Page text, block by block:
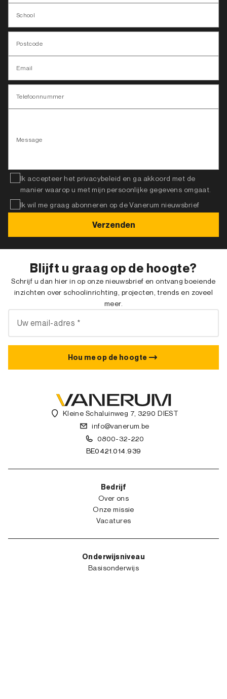
School
Postcode
Email
Telefoonnummer
Message
Ik accepteer het privacybeleid en ga akkoord met de
manier waarop u met mijn persoonlijke gegevens omgaat.
Ik wil me graag abonneren op de Vanerum nieuwsbrief
Blijft u graag op de hoogte?
Schrijf u dan hier in op onze nieuwsbrief en ontvang boeiende
inzichten over schoolinrichting, projecten, trends en zoveel
meer.
Hou me op de hoogte
Kleine Schaluinweg 7, 3290 DIEST
info@vanerum.be
0800-32-220
BE0421.014.939
Bedrijf
Over ons
Onze missie
Vacatures
Onderwijsniveau
Basisonderwijs